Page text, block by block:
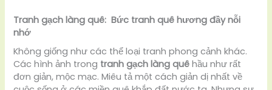
Tranh gạch làng quê: Bức tranh quê hương đầy nỗi
nhớ
Không giống như các thể loại tranh phong cảnh khác.
Các hình ảnh trong tranh gạch làng quê hầu như rất
đơn giản, mộc mạc. Miêu tả một cách giản dị nhất về